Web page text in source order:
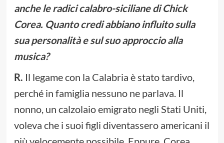
anche le radici calabro-siciliane di Chick
Corea. Quanto credi abbiano influito sulla
sua personalità e sul suo approccio alla
musica?
R. Il legame con la Calabria è stato tardivo,
perché in famiglia nessuno ne parlava. Il
nonno, un calzolaio emigrato negli Stati Uniti,
voleva che i suoi figli diventassero americani il